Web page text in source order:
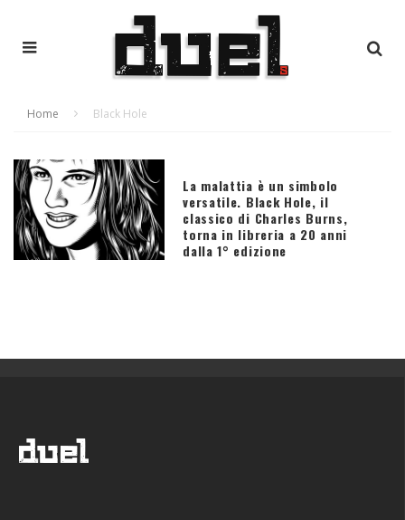
Home Black Hole
La malattia è un simbolo
versatile. Black Hole, il
classico di Charles Burns,
torna in libreria a 20 anni
dalla 1° edizione